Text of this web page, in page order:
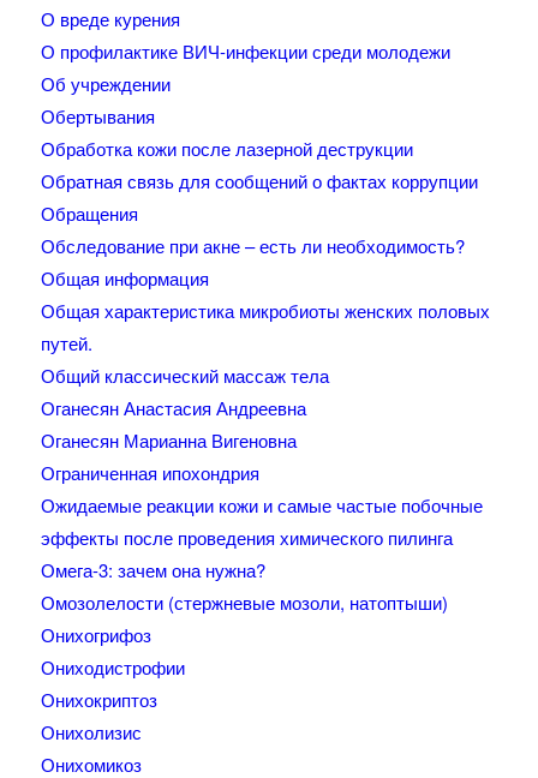
О вреде курения
О профилактике ВИЧ-инфекции среди молодежи
Об учреждении
Обертывания
Обработка кожи после лазерной деструкции
Обратная связь для сообщений о фактах коррупции
Обращения
Обследование при акне – есть ли необходимость?
Общая информация
Общая характеристика микробиоты женских половых
путей.
Общий классический массаж тела
Оганесян Анастасия Андреевна
Оганесян Марианна Вигеновна
Ограниченная ипохондрия
Ожидаемые реакции кожи и самые частые побочные
эффекты после проведения химического пилинга
Омега-3: зачем она нужна?
Омозолелости (стержневые мозоли, натоптыши)
Онихогрифоз
Ониходистрофии
Онихокриптоз
Онихолизис
Онихомикоз